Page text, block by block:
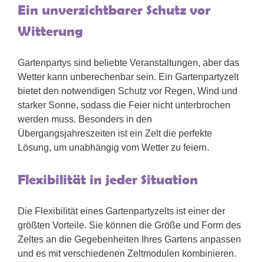
Ein unverzichtbarer Schutz vor
Witterung
Gartenpartys sind beliebte Veranstaltungen, aber das
Wetter kann unberechenbar sein. Ein Gartenpartyzelt
bietet den notwendigen Schutz vor Regen, Wind und
starker Sonne, sodass die Feier nicht unterbrochen
werden muss. Besonders in den
Übergangsjahreszeiten ist ein Zelt die perfekte
Lösung, um unabhängig vom Wetter zu feiern.
Flexibilität in jeder Situation
Die Flexibilität eines Gartenpartyzelts ist einer der
größten Vorteile. Sie können die Größe und Form des
Zeltes an die Gegebenheiten Ihres Gartens anpassen
und es mit verschiedenen Zeltmodulen kombinieren.